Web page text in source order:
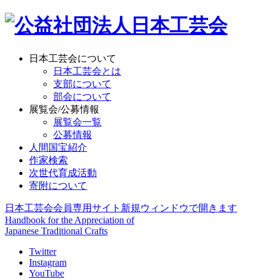
日本工芸会について
日本工芸会とは
支部について
部会について
展覧会/公募情報
展覧会一覧
公募情報
人間国宝紹介
作家検索
次世代育成活動
寄附について
日本工芸会会員専用サイト 新規ウィンドウで開きます
Handbook for the Appreciation of
Japanese Traditional Crafts
Twitter
Instagram
YouTube